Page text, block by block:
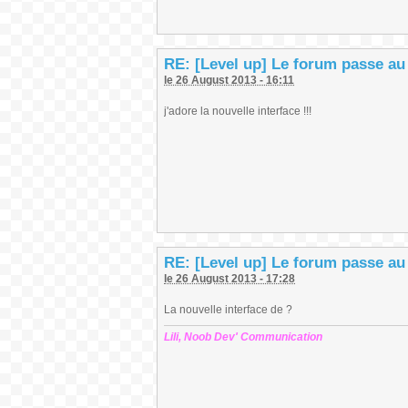
RE: [Level up] Le forum passe
le 26 August 2013 - 16:11
j'adore la nouvelle interface !!!
RE: [Level up] Le forum passe
le 26 August 2013 - 17:28
La nouvelle interface de ?
Lili, Noob Dev' Communication